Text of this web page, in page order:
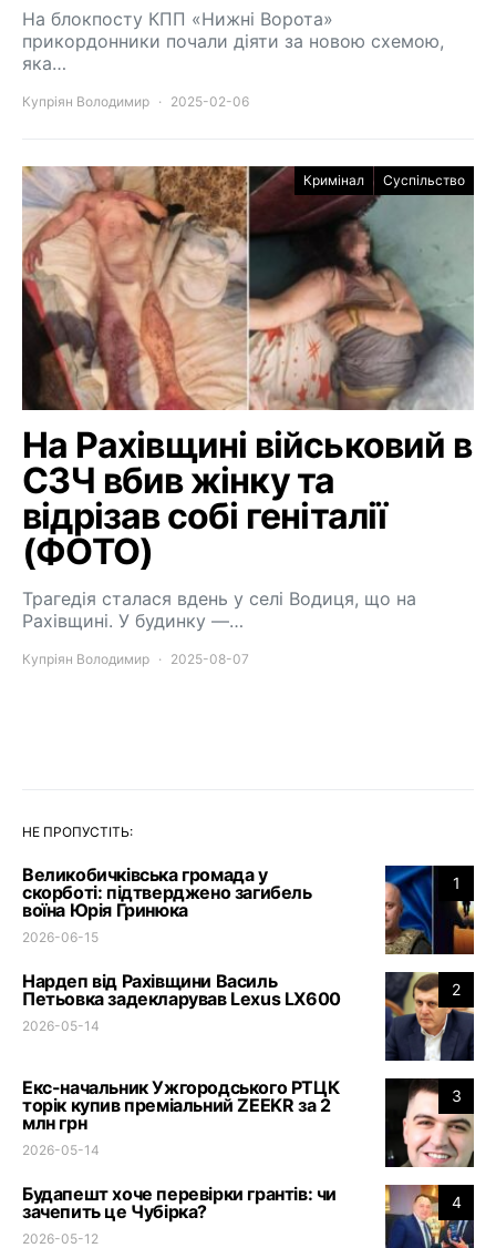
На блокпосту КПП «Нижні Ворота»
прикордонники почали діяти за новою схемою,
яка…
Купріян Володимир 2025-02-06
Кримінал Суспільство
На Рахівщині військовий в
СЗЧ вбив жінку та
відрізав собі геніталії
(ФОТО)
Трагедія сталася вдень у селі Водиця, що на
Рахівщині. У будинку —…
Купріян Володимир 2025-08-07
НЕ ПРОПУСТІТЬ:
1
Великобичківська громада у
скорботі: підтверджено загибель
воїна Юрія Гринюка
2026-06-15
2
Нардеп від Рахівщини Василь
Петьовка задекларував Lexus LX600
2026-05-14
3
Екс-начальник Ужгородського РТЦК
торік купив преміальний ZEEKR за 2
млн грн
2026-05-14
4
Будапешт хоче перевірки грантів: чи
зачепить це Чубірка?
2026-05-12